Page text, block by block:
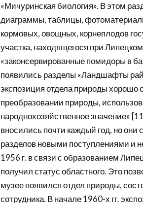
«Мичуринская биология». В этом
диаграммы, таблицы,
кормовых, овощных, корнеплодов
участка, находящегося при
«законсервированные помидоры в
появились разделы «Ландшафты
экспозиция отдела природы хорошо
преобразовании природы,
народнохозяйственное значение»
вносились почти каждый год, но
разделов новыми поступлениями и
1956 г. в связи с образованием
получил статус областного. Это
музее появился отдел природы,
сотрудника. В начале 1960-х гг.